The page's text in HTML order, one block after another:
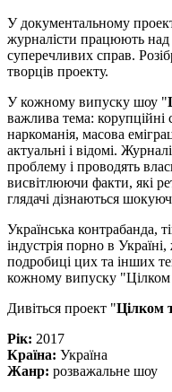
У документальному
журналісти працюють над
суперечливих справ.
творців проекту.
У кожному випуску шоу "
важлива тема: корупційні
наркоманія, масова
актуальні і відомі.
проблему і проводять
висвітлюючи факти, які
глядачі дізнаються
Українська контрабанда,
індустрія порно в
подробиці цих та інших
кожному випуску
Дивіться проект "Цілком
Рік: 2017
Країна: Україна
Жанр: розважальне шоу